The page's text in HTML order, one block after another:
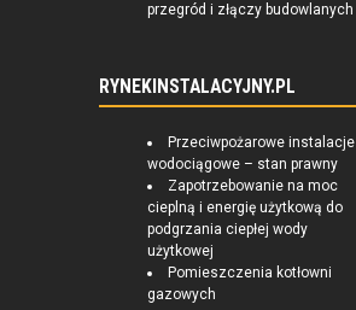
przegród i złączy budowlanych
RYNEKINSTALACYJNY.PL
Przeciwpożarowe instalacje
wodociągowe – stan prawny
Zapotrzebowanie na moc
cieplną i energię użytkową do
podgrzania ciepłej wody
użytkowej
Pomieszczenia kotłowni
gazowych